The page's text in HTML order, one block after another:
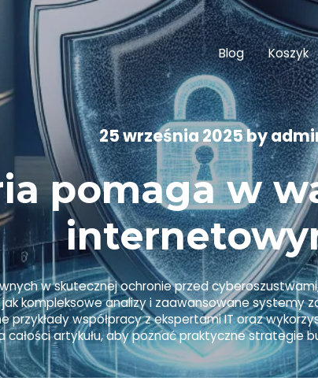
Blog Koszyk
25 września 2025by
pomaga w
w skutecznej ochronie przed
kompleksowe analizy i zaawansowane systemy
współpracy z ekspertami IT oraz
artykułu, aby poznać praktyczne